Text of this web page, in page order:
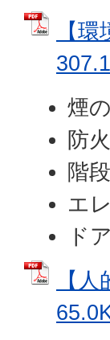
【
煙
防
階
エ
ド
【